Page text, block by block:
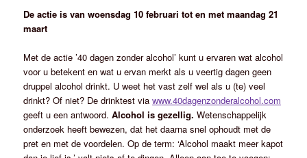
De actie is van woensdag 10 februari tot en met maandag 21
maart
Met de actie ’40 dagen zonder alcohol’ kunt u ervaren wat alcohol
voor u betekent en wat u ervan merkt als u veertig dagen geen
druppel alcohol drinkt. U weet het vast zelf wel als u (te) veel
drinkt? Of niet? De drinktest viawww.40dagenzonderalcohol.com
geeft u een antwoord.Alcohol is gezellig. Wetenschappelijk
onderzoek heeft bewezen, dat het daarna snel ophoudt met de
pret en met de voordelen. Op de term: ‘Alcohol maakt meer kapot